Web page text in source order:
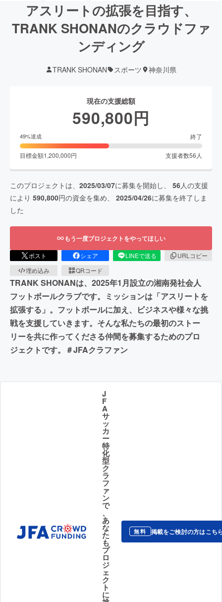
アスリートの拡張を目指す、
TRANK SHONANのクラウドファ
ンディング
TRANK SHONAN スポーツ 神奈川県
現在の支援総額
590,800円
49%達成 終了
目標金額1,200,000円 支援者数56 人
このプロジェクトは、 2025/03/07に募集を開始し、 56人の支援
により 590,800円の資金を集め、 2025/04/26に募集を終了しま
した
もう一度プロジェクトをやってほしい
ポスト シェア LINEで送る
URLコピー
埋め込み
QRコード
TRANK SHONANは、2025年1月設立の湘南発社会人
フットボールクラブです。ミッションは「アスリートを
拡張する」。フットボールに加え、ビジネスや様々な挑
戦を支援していきます。そんな私たちの最初のストー
リーを共に作ってくださる仲間を募集するためのプロ
ジェクトです。＃JFAクラファン
J
F
A
サ
ッ
カ
ー
特
化
型
ク
ラ
フ
ァ
ン
で
、
あ
な
た
も
プ
ロ
ジ
ェ
ク
ト
に
無料 掲載をご検討の方はこち